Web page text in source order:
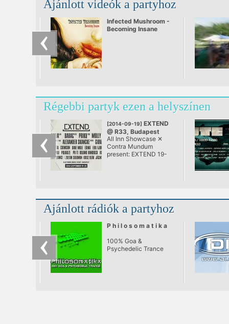
Ajánlott videók a partyhoz
Infected Mushroom -
Becoming Insane
Régebbi partyk ezen a helyszínen
[2014-09-19] EXTEND
@ R33, Budapest
All Inn Showcase ✕
Contra Mundum
present: EXTEND 19-
Ajánlott rádiók a partyhoz
P h i l o s o m a t i k a
100% Goa &
Psychedelic Trance